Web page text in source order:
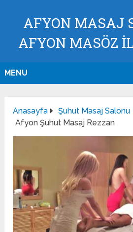
AFYON MASAJ
AFYON MASÖZ
MENU
Anasayfa
Şuhut Masaj Salonu
Afyon Şuhut Masaj Rezzan